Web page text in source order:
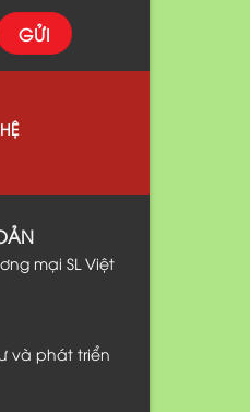
mại SL Việt
và phát triển